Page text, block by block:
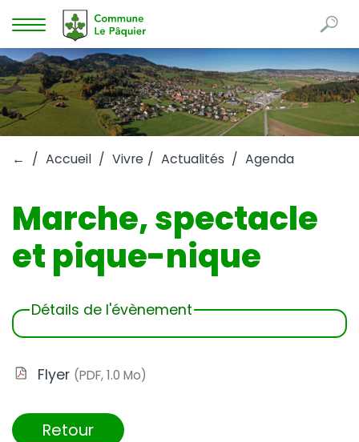
Mots
clés
Afficher
la
navigation
← Accueil Vivre Actualités Agenda
Marche, spectacle
et pique-nique
Détails de l'évènement
Flyer (PDF, 1.0 Mo)
Retour